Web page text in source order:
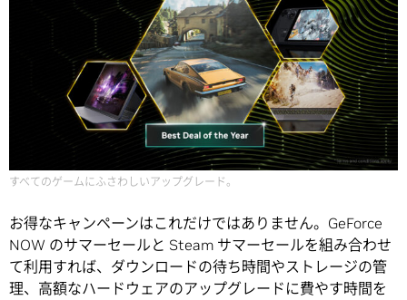
すべてのゲームにふさわしいアップグレード。
お得なキャンペーンはこれだけではありません。GeForce
NOW のサマーセールと Steam サマーセールを組み合わせ
て利用すれば、ダウンロードの待ち時間やストレージの管
理、高額なハードウェアのアップグレードに費やす時間を